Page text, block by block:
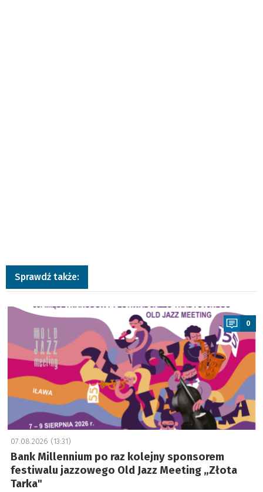
Sprawdź także:
a
0
07.08.2026 (13:31)
Bank Millennium po raz kolejny sponsorem
festiwalu jazzowego Old Jazz Meeting „Złota
Tarka"